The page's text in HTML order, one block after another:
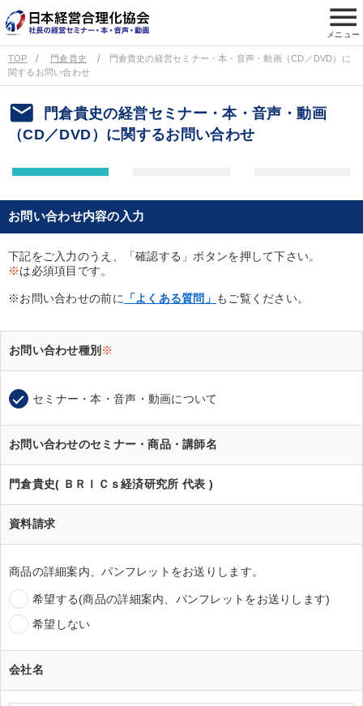
menu
メニュー
TOP 門倉貴史
門倉貴史の経営セミナー・本・音声・動画（CD／DVD）に
関するお問い合わせ
email
門倉貴史の経営セミナー・本・音声・動画
（CD／DVD）に関するお問い合わせ
お問い合わせ内容の入力
下記をご入力のうえ、「確認する」ボタンを押して下さい。
※は必須項目です。
※お問い合わせの前に 「よくある質問」 もご覧ください。
お問い合わせ種別 ※
セミナー・本・音声・動画について
お問い合わせのセミナー・商品・講師名
門倉貴史( ＢＲＩＣｓ経済研究所 代表 )
資料請求
商品の詳細案内、パンフレットをお送りします。
希望する(商品の詳細案内、パンフレットをお送りします)
希望しない
会社名